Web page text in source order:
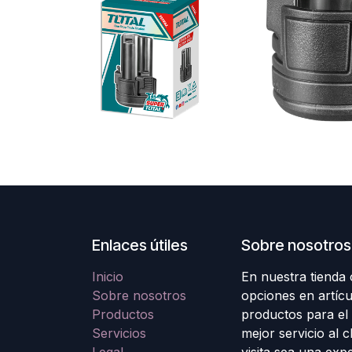
Enlaces útiles
Inicio
Sobre nosotros
Productos
Servicios
Sobre nosotros
En nuestra tienda
opciones en
productos para
mejor servicio al